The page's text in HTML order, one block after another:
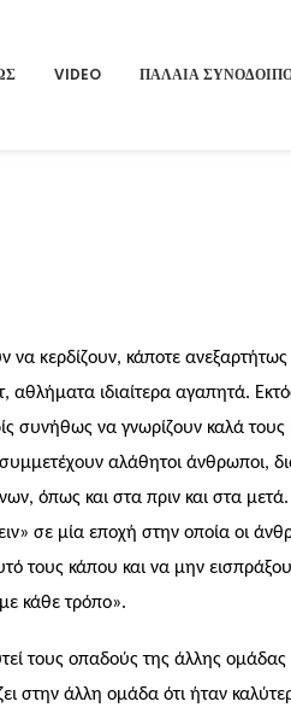
VIDEO ΠΑΛΑΙΑ
να κερδίζουν, κάποτε
ιδιαίτερα αγαπητά.
συνήθως να γνωρίζουν καλά τους
συμμετέχουν αλάθητοι άνθρωποι,
όπως και στα πριν και στα μετά.
σε μία εποχή στην οποία οι
τους κάπου και να μην
κάθε τρόπο».
τους οπαδούς της άλλης
στην άλλη ομάδα ότι ήταν